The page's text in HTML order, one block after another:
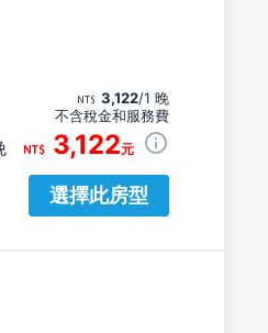
3,122/1 晚
不含稅金和服務費
3,122元
選擇此房型